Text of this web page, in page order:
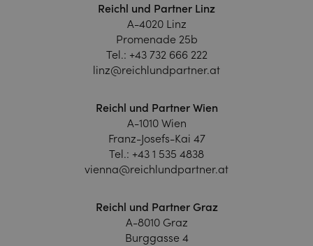
Reichl und Partner Linz
A-4020 Linz
Promenade 25b
Tel.: +43 732 666 222
linz@reichlundpartner.at
Reichl und Partner Wien
A-1010 Wien
Franz-Josefs-Kai 47
Tel.: +43 1 535 4838
vienna@reichlundpartner.at
Reichl und Partner Graz
A-8010 Graz
Burggasse 4